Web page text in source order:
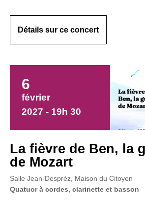
Détails sur ce concert
6
février
2027 - 19h 30
La fièvre de Ben, la
de Mozart
Salle Jean-Despréz, Maison du Citoyen
Quatuor à cordes, clarinette et basson